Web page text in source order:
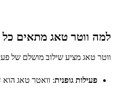
למה ווטר טאג מתאים כל
ווטר טאג מציע שילוב מושלם של
פעילות גופנית: וואטר טאג הוא